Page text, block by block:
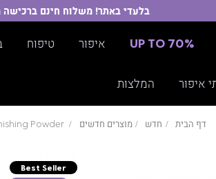
בלעדי באתר! משלוח חינם ברכישה מעל 199
UP TO 70% איפור טיפוח
איפור המלצות
דף הבית חדש מוצרים חדשים Powder
Best Seller